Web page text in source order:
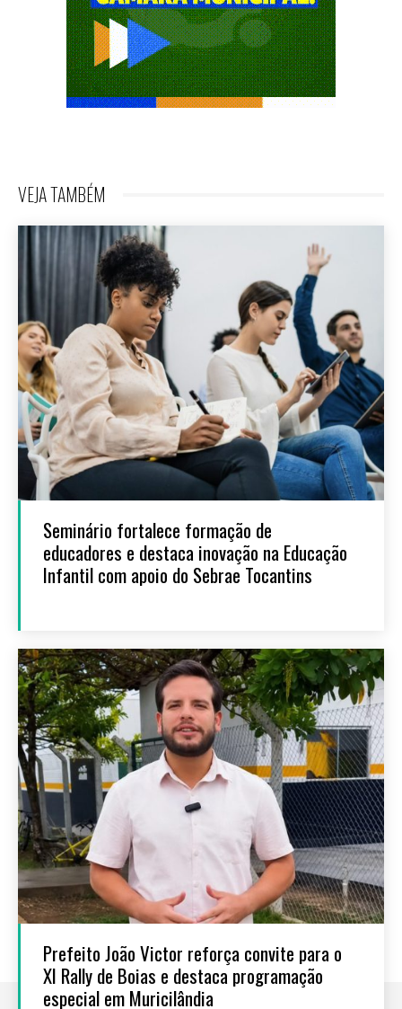
VEJA TAMBÉM
Seminário fortalece formação de
educadores e destaca inovação na Educação
Infantil com apoio do Sebrae Tocantins
Prefeito João Victor reforça convite para o
XI Rally de Boias e destaca programação
especial em Muricilândia